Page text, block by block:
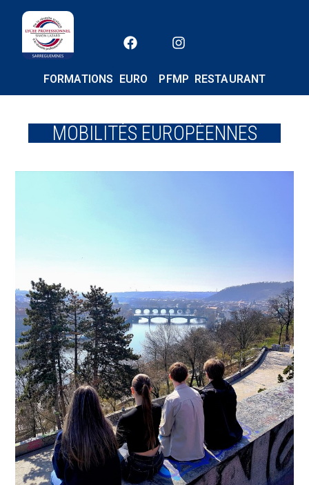
FORMATIONS EURO PFMP RESTAURANT
MOBILITÉS EUROPÉENNES